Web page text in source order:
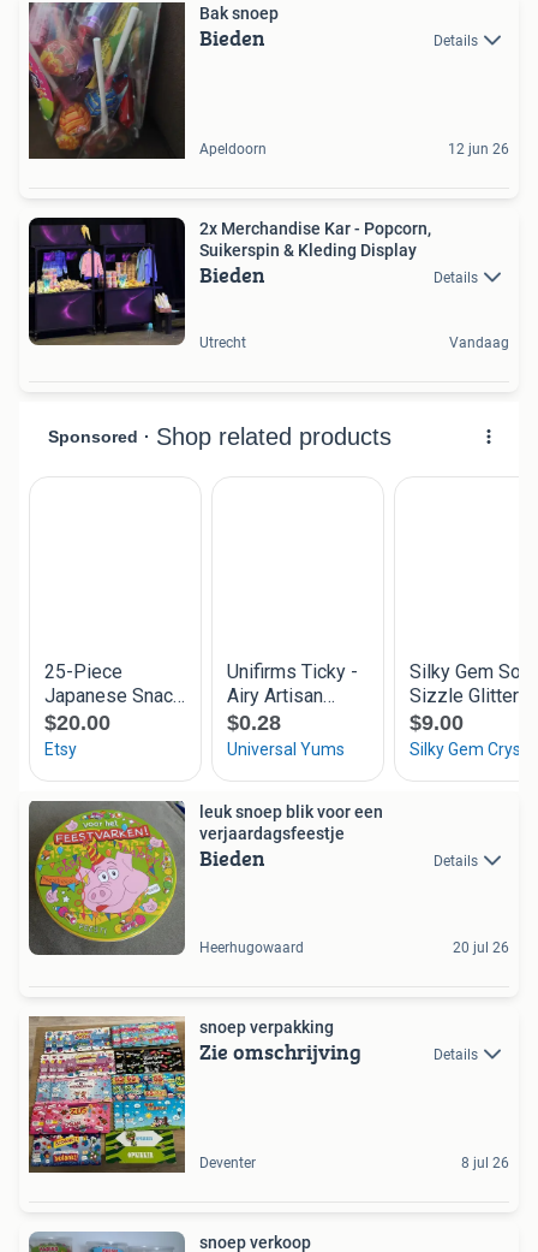
Bak snoep
Bieden Details
Apeldoorn 12 jun 26
2x Merchandise Kar - Popcorn,
Suikerspin & Kleding Display
Bieden Details
Utrecht Vandaag
leuk snoep blik voor een
verjaardagsfeestje
Bieden Details
Heerhugowaard 20 jul 26
snoep verpakking
Zie omschrijving Details
Deventer 8 jul 26
snoep verkoop